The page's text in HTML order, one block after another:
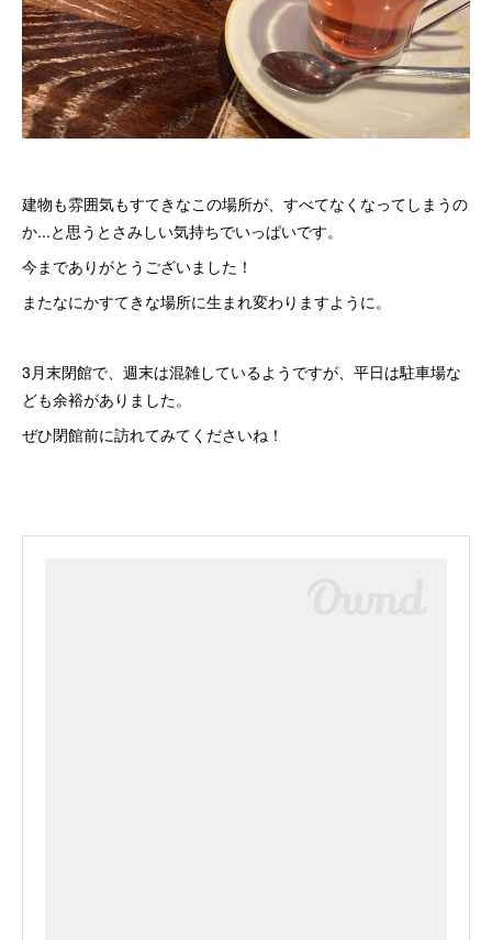
建物も雰囲気もすてきなこの場所が、すべてなくなってしまうの
か...と思うとさみしい気持ちでいっぱいです。
今までありがとうございました！
またなにかすてきな場所に生まれ変わりますように。
3月末閉館で、週末は混雑しているようですが、平日は駐車場な
ども余裕がありました。
ぜひ閉館前に訪れてみてくださいね！